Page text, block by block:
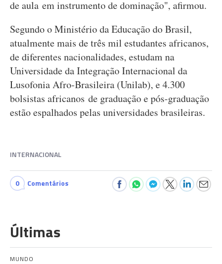
de aula em instrumento de dominação", afirmou.
Segundo o Ministério da Educação do Brasil,
atualmente mais de três mil estudantes africanos,
de diferentes nacionalidades, estudam na
Universidade da Integração Internacional da
Lusofonia Afro-Brasileira (Unilab), e 4.300
bolsistas africanos de graduação e pós-graduação
estão espalhados pelas universidades brasileiras.
INTERNACIONAL
0 Comentários
Últimas
MUNDO